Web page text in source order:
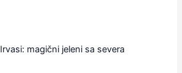
Irvasi: magični jeleni sa severa